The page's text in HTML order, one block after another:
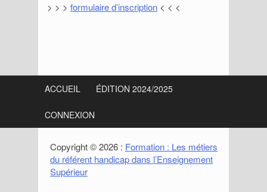
> > > formulaire d’inscription < < <
i
d
e
b
a
ACCUEIL ÉDITION 2024/2025
CONNEXION
Copyright © 2026 : Formation : Les métiers
du référent handicap dans l’Enseignement
Supérieur